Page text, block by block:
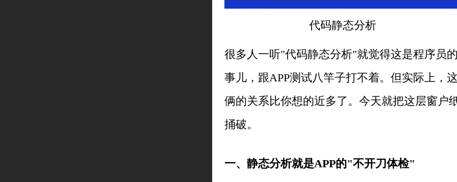
代码静态分析
很多人一听"代码静态分析"就觉得这是程序员
事儿，跟APP测试八竿子打不着。但实际上，
俩的关系比你想的近多了。今天就把这层窗户
捅破。
一、静态分析就是APP的"不开刀体检"